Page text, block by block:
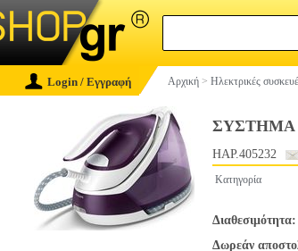
Login / Εγγραφή Αρχική > Ηλεκτρικές
ΣΥΣΤΗΜΑ
HAP.405232
Κατηγορία
Δωρεάν